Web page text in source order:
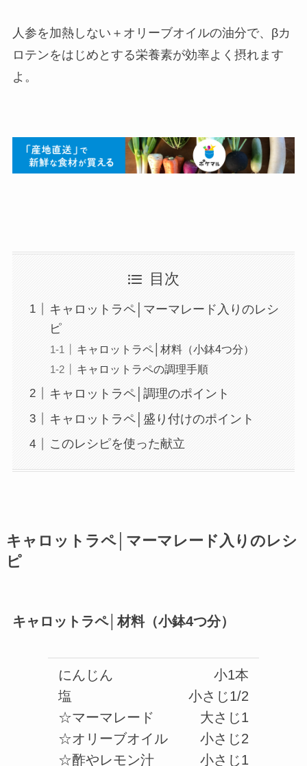
人参を加熱しない＋オリーブオイルの油分で、βカ
ロテンをはじめとする栄養素が効率よく摂れます
よ。
目次
キャロットラペ│マーマレード入りのレシ
ピ
キャロットラペ│材料（小鉢4つ分）
キャロットラペの調理手順
キャロットラペ│調理のポイント
キャロットラペ│盛り付けのポイント
このレシピを使った献立
キャロットラペ│マーマレード入りのレシ
ピ
キャロットラペ│材料（小鉢4つ分）
にんじん
塩
☆マーマレード
☆オリーブオイル
☆酢やレモン汁
小1本
小さじ1/2
大さじ1
小さじ2
小さじ1